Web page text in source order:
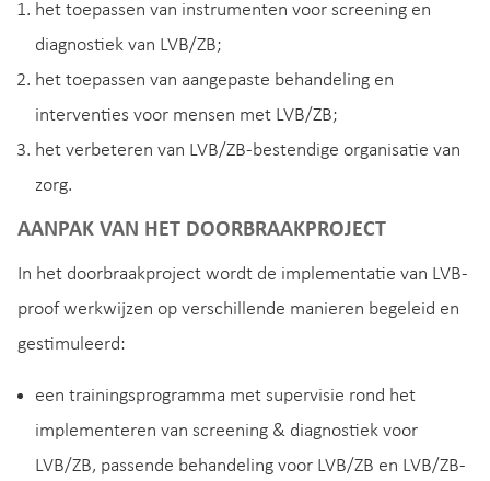
het toepassen van instrumenten voor screening en
diagnostiek van LVB/ZB;
het toepassen van aangepaste behandeling en
interventies voor mensen met LVB/ZB;
het verbeteren van LVB/ZB-bestendige organisatie van
zorg.
AANPAK VAN HET DOORBRAAKPROJECT
In het doorbraakproject wordt de implementatie van LVB-
proof werkwijzen op verschillende manieren begeleid en
gestimuleerd:
een trainingsprogramma met supervisie rond het
implementeren van screening & diagnostiek voor
LVB/ZB, passende behandeling voor LVB/ZB en LVB/ZB-